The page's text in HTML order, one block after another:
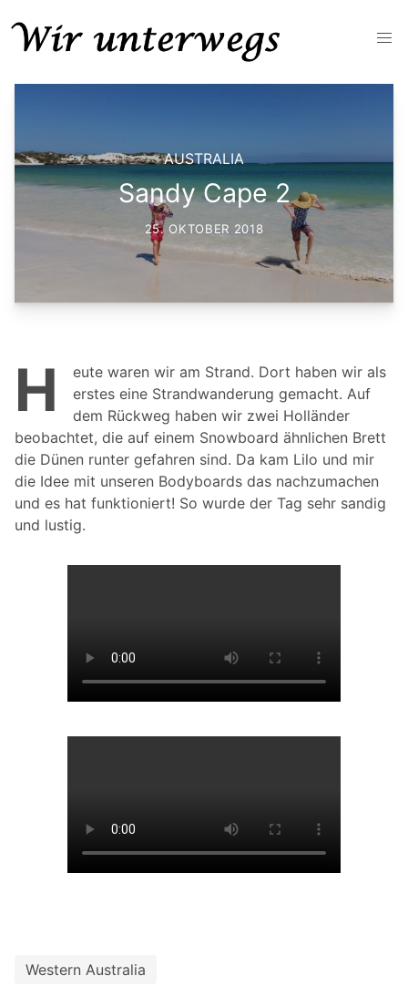
AUSTRALIA
Sandy Cape 2
25. OKTOBER 2018
H
eute waren wir am Strand. Dort haben wir als
erstes eine Strandwanderung gemacht. Auf
dem Rückweg haben wir zwei Holländer
beobachtet, die auf einem Snowboard ähnlichen Brett
die Dünen runter gefahren sind. Da kam Lilo und mir
die Idee mit unseren Bodyboards das nachzumachen
und es hat funktioniert! So wurde der Tag sehr sandig
und lustig.
Western Australia